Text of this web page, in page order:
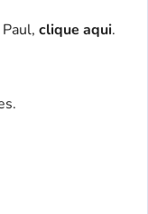
clique aqui.